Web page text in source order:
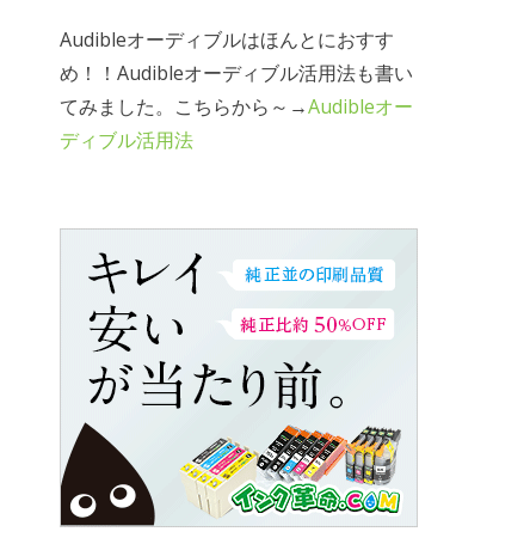
Audibleオーディブルはほんとにおすす
め！！Audibleオーディブル活用法も書い
てみました。こちらから～→Audibleオー
ディブル活用法